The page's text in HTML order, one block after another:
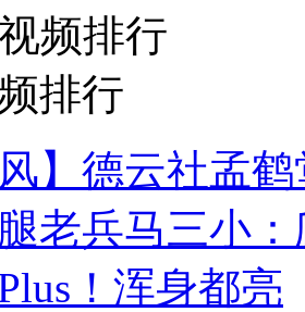
频排行
排行
风】德云社孟
老兵马三小
！浑身都亮